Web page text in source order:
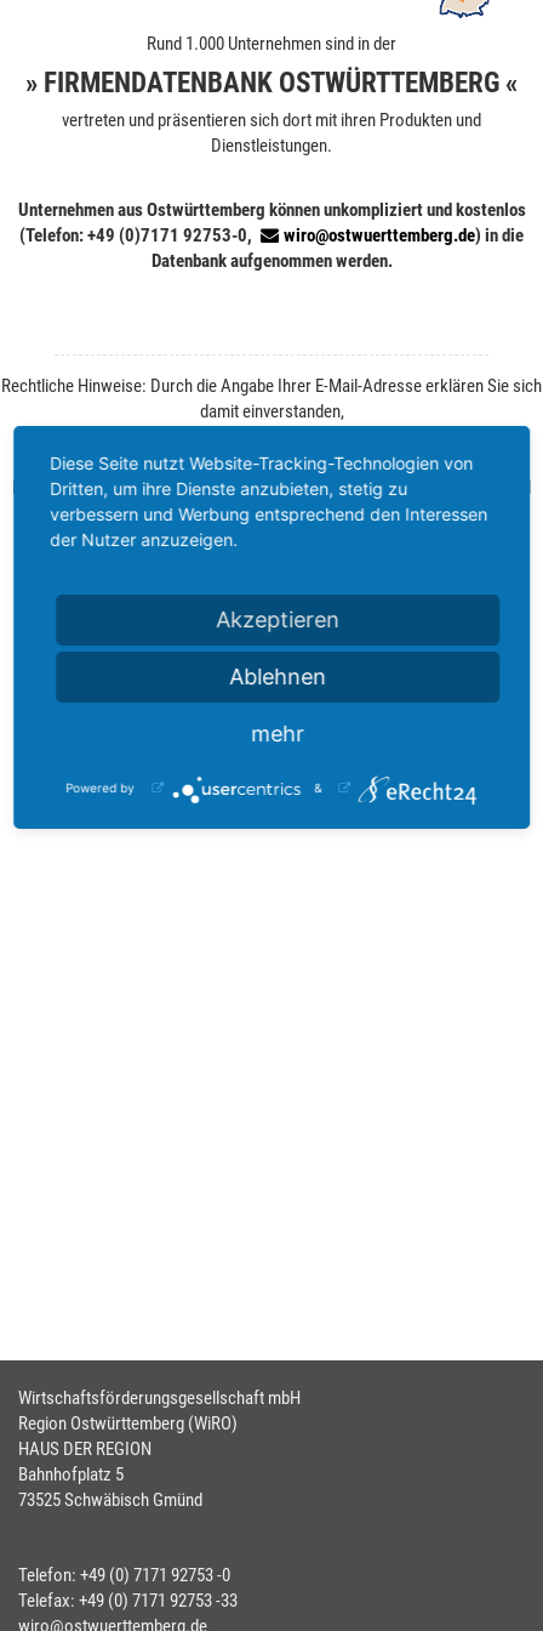
Rund 1.000 Unternehmen sind in der
» FIRMENDATENBANK OSTWÜRTTEMBERG «
vertreten und präsentieren sich dort mit ihren Produkten und
Dienstleistungen.
Unternehmen aus Ostwürttemberg können unkompliziert und kostenlos
(Telefon: +49 (0)7171 92753-0,
wiro@ostwuerttemberg.de) in die
Datenbank aufgenommen werden.
Rechtliche Hinweise: Durch die Angabe Ihrer E-Mail-Adresse erklären Sie sich
damit einverstanden,
Wirtschaftsstandort Ostwürttemberg zu erhalten.
Ihre Einwilligung können Sie jederzeit ohne Angabe von Gründen per E-Mail
widerrufen. Weitere Informationen finden Sie unter Datenschutz
VKT Gesellschaft für Verschleißschutz und
Wasseralfinger Str. 60-66
Wirtschaftsförderungsgesellschaft mbH
Region Ostwürttemberg (WiRO)
HAUS DER REGION
Bahnhofplatz 5
73525 Schwäbisch Gmünd
Telefon: +49 (0) 7171 92753 -0
Telefax: +49 (0) 7171 92753 -33
wiro@ostwuerttemberg.de
Diese Seite nutzt Website-Tracking-Technologien von
Dritten, um ihre Dienste anzubieten, stetig zu
verbessern und Werbung entsprechend den Interessen
der Nutzer anzuzeigen.
Akzeptieren
Ablehnen
mehr
Powered by &